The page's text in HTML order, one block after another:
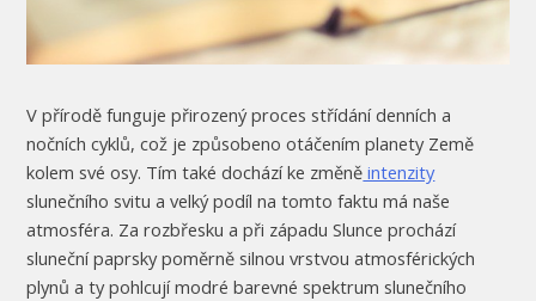
V přírodě funguje přirozený proces střídání denních a
nočních cyklů, což je způsobeno otáčením planety Země
kolem své osy. Tím také dochází ke změně intenzity
slunečního svitu a velký podíl na tomto faktu má naše
atmosféra. Za rozbřesku a při západu Slunce prochází
sluneční paprsky poměrně silnou vrstvou atmosférických
plynů a ty pohlcují modré barevné spektrum slunečního